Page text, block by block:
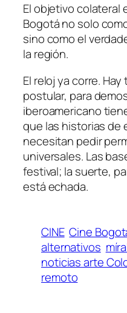
El objetivo colateral
Bogotá no solo
sino como el
la región.
El reloj ya corre.
postular, para
iberoamericano
que las historias de
necesitan pedir
universales. Las
festival; la suerte,
está echada.
CINE Cine
alternativos
noticias arte
remoto